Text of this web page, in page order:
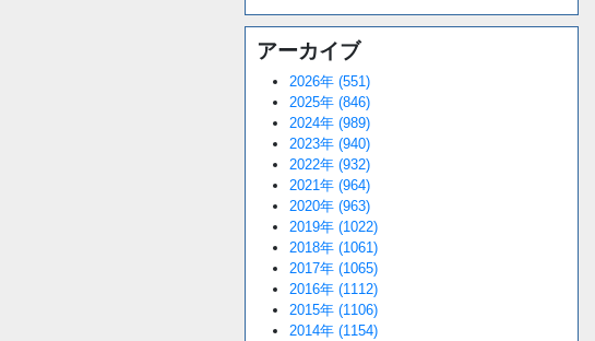
アーカイブ
2026年 (551)
2025年 (846)
2024年 (989)
2023年 (940)
2022年 (932)
2021年 (964)
2020年 (963)
2019年 (1022)
2018年 (1061)
2017年 (1065)
2016年 (1112)
2015年 (1106)
2014年 (1154)